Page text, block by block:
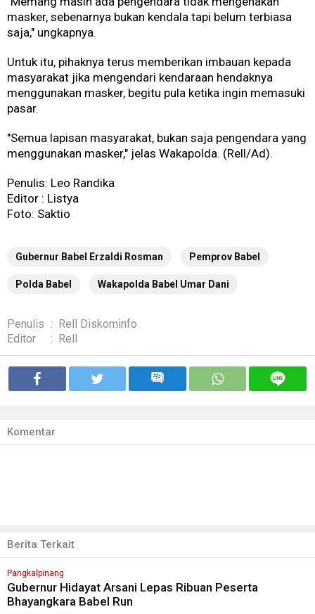
masker, sebenarnya bukan kendala tapi belum terbiasa
saja," ungkapnya.
Untuk itu, pihaknya terus memberikan imbauan kepada
masyarakat jika mengendari kendaraan hendaknya
menggunakan masker, begitu pula ketika ingin memasuki
pasar.
"Semua lapisan masyarakat, bukan saja pengendara yang
menggunakan masker," jelas Wakapolda. (Rell/Ad).
Penulis: Leo Randika
Editor : Listya
Foto: Saktio
Gubernur Babel Erzaldi Rosman Pemprov Babel
Polda Babel Wakapolda Babel Umar Dani
Penulis : Rell Diskominfo
Editor
: Rell
Komentar
Berita Terkait
Pangkalpinang
Gubernur Hidayat Arsani Lepas Ribuan Peserta
Bhayangkara Babel Run